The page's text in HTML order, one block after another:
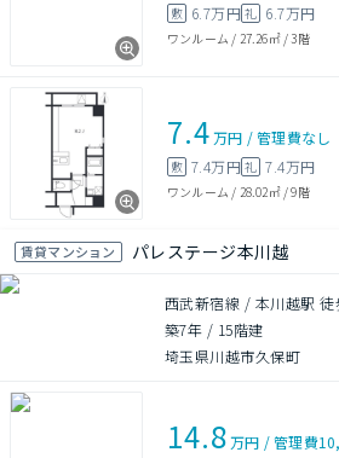
敷 6.7万円礼 6.7万円
ワンルーム / 27.26㎡/3階
7.4万円 /管理費なし
敷 7.4万円礼 7.4万円
ワンルーム / 28.02㎡/9階
賃貸マンション パレステージ本川越
西武新宿線 / 本川越駅 徒
築7年 / 15階建
埼玉県川越市久保町
14.8万円 /管理費